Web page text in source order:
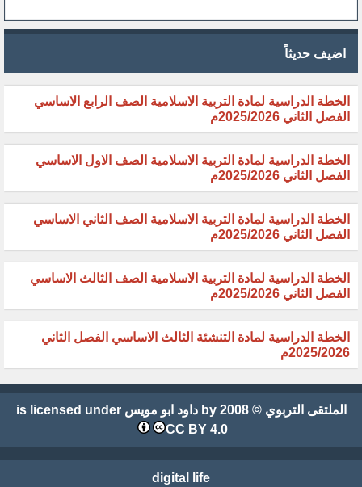
اضيف حديثاً
الخطة الدراسية لمادة التربية الاسلامية الصف الرابع الاساسي
الفصل الثاني 2025/2026م
الخطة الدراسية لمادة التربية الاسلامية الصف الاول الاساسي
الفصل الثاني 2025/2026م
الخطة الدراسية لمادة التربية الاسلامية الصف الثاني الاساسي
الفصل الثاني 2025/2026م
الخطة الدراسية لمادة التربية الاسلامية الصف الثالث الاساسي
الفصل الثاني 2025/2026م
الخطة الدراسية لمادة التنشئة الثالث الاساسي الفصل الثاني
2025/2026م
الملتقى التربوي © 2008 by داود ابو مويس is licensed under
CC BY 4.0
digital life